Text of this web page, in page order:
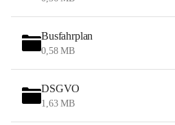
„ihre Wiener“. Seit 1960 bauten
Wochenendhäuser im
waldreichen Jagdgebietes haben
Das Wandern ist aus touristischer
Tätigkeit. Das hügelige Gebiet mit
Wiesen, Wälder und Obstkulturen
Busfahrplan
0,58 MB
DSGVO
1,63 MB